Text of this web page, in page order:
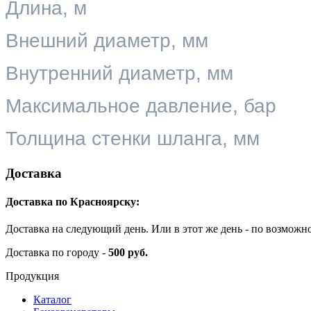
Длина, м
Внешний диаметр, мм
Внутренний диаметр, мм
Максимальное давление, бар
Толщина стенки шланга, мм
Доставка
Доставка по Красноярску:
Доставка на следующий день. Или в этот же день - по
Доставка по городу - 500 руб.
Продукция
Каталог